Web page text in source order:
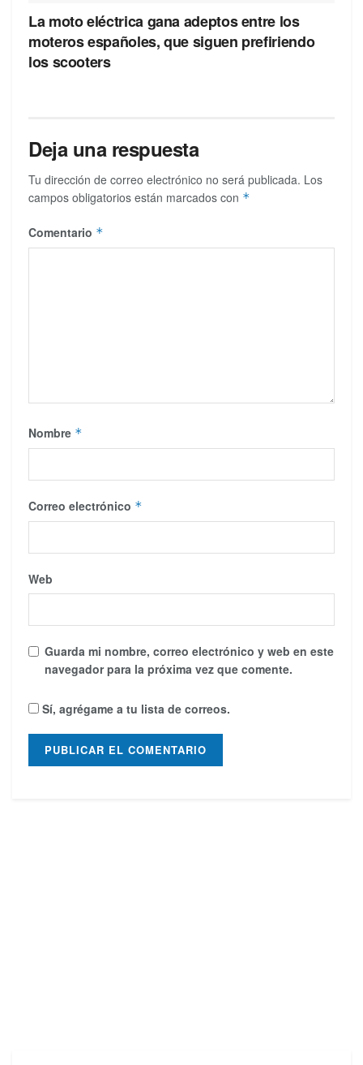
La moto eléctrica gana adeptos entre los
moteros españoles, que siguen prefiriendo
los scooters
Deja una respuesta
Tu dirección de correo electrónico no será publicada. Los
campos obligatorios están marcados con *
Comentario *
Nombre *
Correo electrónico *
Web
Guarda mi nombre, correo electrónico y web en este
navegador para la próxima vez que comente.
Sí, agrégame a tu lista de correos.